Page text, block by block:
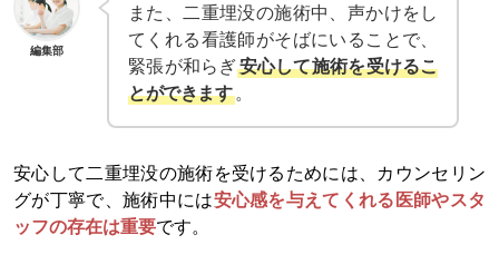
編集部
また、二重埋没の施術中、声かけをし
てくれる看護師がそばにいることで、
緊張が和らぎ安心して施術を受けるこ
とができます。
安心して二重埋没の施術を受けるためには、カウンセリン
グが丁寧で、施術中には安心感を与えてくれる医師やスタ
ッフの存在は重要です。